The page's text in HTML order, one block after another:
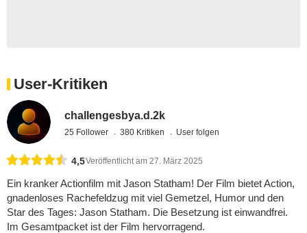
User-Kritiken
challengesbya.d.2k
25 Follower 380 Kritiken User folgen
4,5Veröffentlicht am 27. März 2025
Ein kranker Actionfilm mit Jason Statham! Der Film bietet Action,
gnadenloses Rachefeldzug mit viel Gemetzel, Humor und den
Star des Tages: Jason Statham. Die Besetzung ist einwandfrei.
Im Gesamtpacket ist der Film hervorragend.